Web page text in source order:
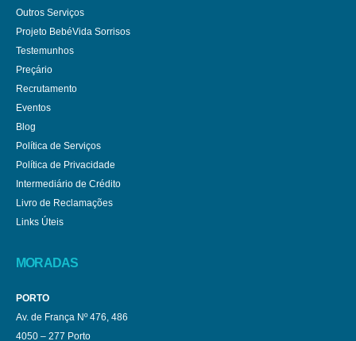
Outros Serviços
Projeto BebéVida Sorrisos
Testemunhos
Preçário
Recrutamento
Eventos
Blog
Política de Serviços
Política de Privacidade
Intermediário de Crédito
Livro de Reclamações
Links Úteis
MORADAS
PORTO
Av. de França Nº 476, 486
4050 – 277 Porto